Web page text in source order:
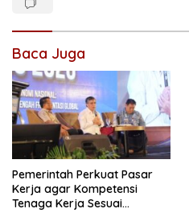
Baca Juga
Pemerintah Perkuat Pasar
Kerja agar Kompetensi
Tenaga Kerja Sesuai